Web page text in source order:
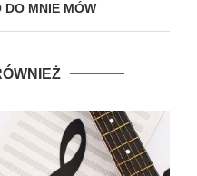
DO MNIE MÓW